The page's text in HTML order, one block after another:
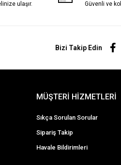
ulaşır. Güvenli ve
Bizi Takip Edin
MÜŞTERİ HİZMETLERİ
Sıkça Sorulan Sorular
Sipariş Takip
Havale Bildirimleri